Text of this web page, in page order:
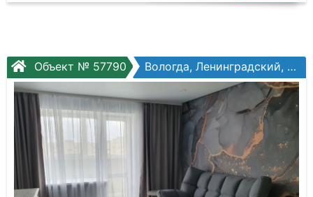
Объект № 57790 Вологда, Ленинградский, Ленинградская ул, №91